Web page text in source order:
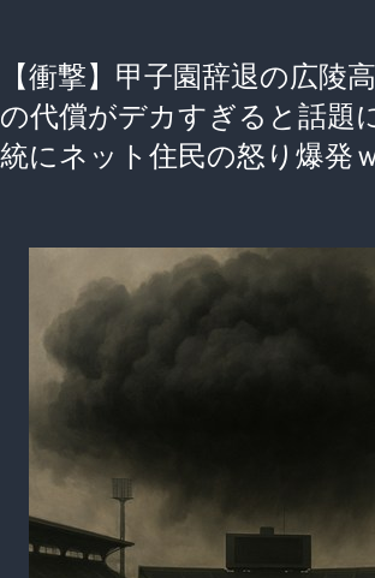
【衝撃】甲子園辞退の広陵
の代償がデカすぎると話題
統にネット住民の怒り爆発